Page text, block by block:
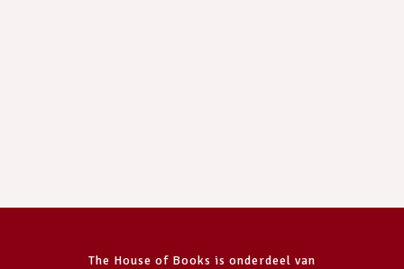
The House of Books is onderdeel van